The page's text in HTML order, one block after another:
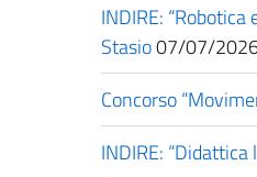
INDIRE:
Stasio07/07/
Concorso
INDIRE: